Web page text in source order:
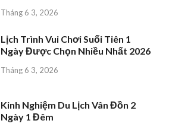
Tháng 6 3, 2026
Lịch Trình Vui Chơi Suối Tiên 1
Ngày Được Chọn Nhiều Nhất 2026
Tháng 6 3, 2026
Kinh Nghiệm Du Lịch Vân Đồn 2
Ngày 1 Đêm